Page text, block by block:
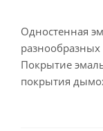
Одностенная
Покрытие
покрытия